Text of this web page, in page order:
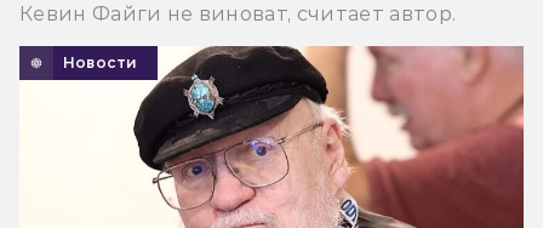
Кевин Файги не виноват, считает автор.
Новости